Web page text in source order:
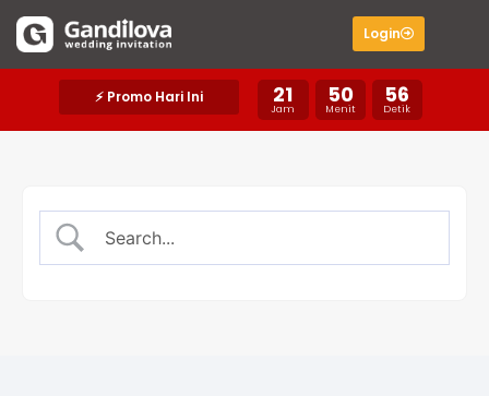
Login
⚡ Promo Hari Ini 21
Jam
50
Menit
56
Detik